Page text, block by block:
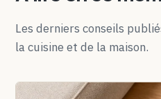
Les derniers conseils
la cuisine et de la maison.